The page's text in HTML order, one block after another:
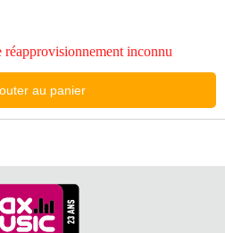
réapprovisionnement inconnu
au panier